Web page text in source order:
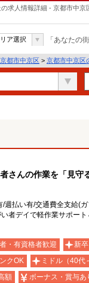
求人情報詳細 - 京都市中京
ア選択 「あなたの
京都市中京区 > 京都市中京区
んの作業を「見守
払い有/交通費全支給(ガ
者デイで軽作業サポート
・有資格者歓迎 新
クOK ミドル（40代
額 ボーナス・賞与あ